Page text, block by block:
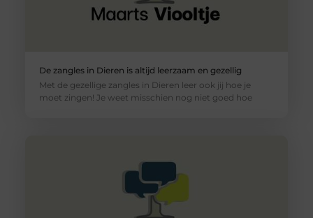
De zangles in Dieren is altijd leerzaam en gezellig
Met de gezellige zangles in Dieren leer ook jij hoe je
moet zingen! Je weet misschien nog niet goed hoe